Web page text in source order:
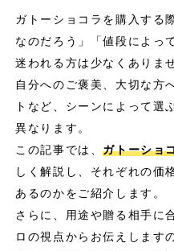
ガトーショコラを購入する
なのだろう」「値段によっ
迷われる方は少なくありま
自分へのご褒美、大切な方
トなど、シーンによって選
異なります。
この記事では、ガトーショ
しく解説し、それぞれの価
あるのかをご紹介します。
さらに、用途や贈る相手に
ロの視点からお伝えします